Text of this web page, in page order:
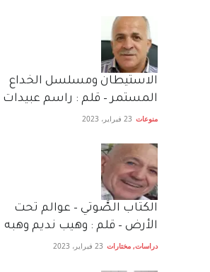
الاستيطان ومسلسل الخداع
المستمر – قلم : راسم عبيدات
منوعات 23 فبراير، 2023
الكتاب الصَّوتي – عوالم تحت
الأرض – قلم : وهيب نديم وهبه
دراسات, مختارات 23 فبراير، 2023